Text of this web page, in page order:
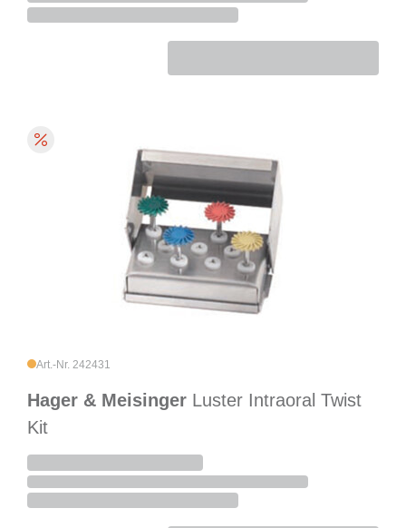
Art.-Nr. 242431
Hager & Meisinger Luster Intraoral Twist
Kit